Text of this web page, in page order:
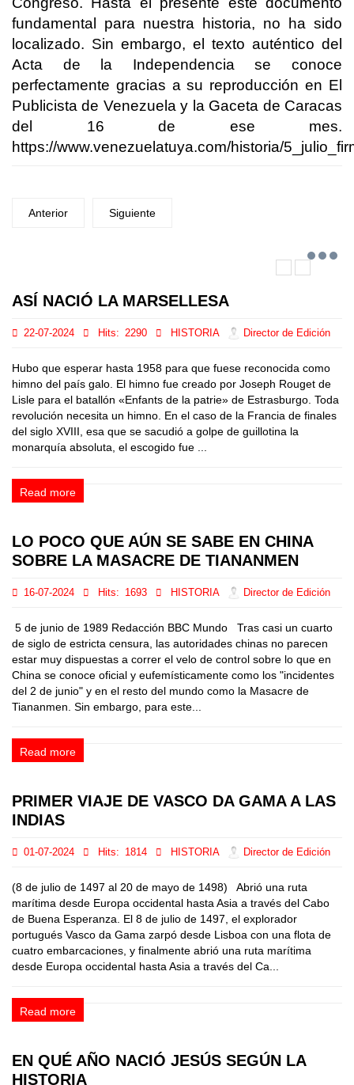
fundamental para nuestra historia, no ha sido
localizado. Sin embargo, el texto auténtico del
Acta de la Independencia se conoce
perfectamente gracias a su reproducción en El
Publicista de Venezuela y la Gaceta de Caracas
del 16 de ese mes.
https://www.venezuelatuya.com/historia/
Anterior Siguiente
ASÍ NACIÓ LA MARSELLESA
22-07-2024 Hits: 2290 HISTORIA Director de Edición
Hubo que esperar hasta 1958 para que fuese reconocida como
himno del país galo. El himno fue creado por Joseph Rouget de
Lisle para el batallón «Enfants de la patrie» de Estrasburgo. Toda
revolución necesita un himno. En el caso de la Francia de finales
del siglo XVIII, esa que se sacudió a golpe de guillotina la
monarquía absoluta, el escogido fue ...
Read more
LO POCO QUE AÚN SE SABE EN CHINA
SOBRE LA MASACRE DE TIANANMEN
16-07-2024 Hits: 1693 HISTORIA Director de Edición
5 de junio de 1989 Redacción BBC Mundo Tras casi un cuarto
de siglo de estricta censura, las autoridades chinas no parecen
estar muy dispuestas a correr el velo de control sobre lo que en
China se conoce oficial y eufemísticamente como los "incidentes
del 2 de junio" y en el resto del mundo como la Masacre de
Tiananmen. Sin embargo, para este...
Read more
PRIMER VIAJE DE VASCO DA GAMA A LAS
INDIAS
01-07-2024 Hits: 1814 HISTORIA Director de Edición
(8 de julio de 1497 al 20 de mayo de 1498) Abrió una ruta
marítima desde Europa occidental hasta Asia a través del Cabo
de Buena Esperanza. El 8 de julio de 1497, el explorador
portugués Vasco da Gama zarpó desde Lisboa con una flota de
cuatro embarcaciones, y finalmente abrió una ruta marítima
desde Europa occidental hasta Asia a través del Ca...
Read more
EN QUÉ AÑO NACIÓ JESÚS SEGÚN LA
HISTORIA